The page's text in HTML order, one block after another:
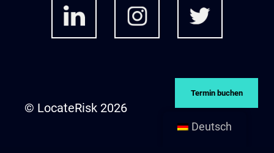
© LocateRisk 2026
Termin buchen
Deutsch